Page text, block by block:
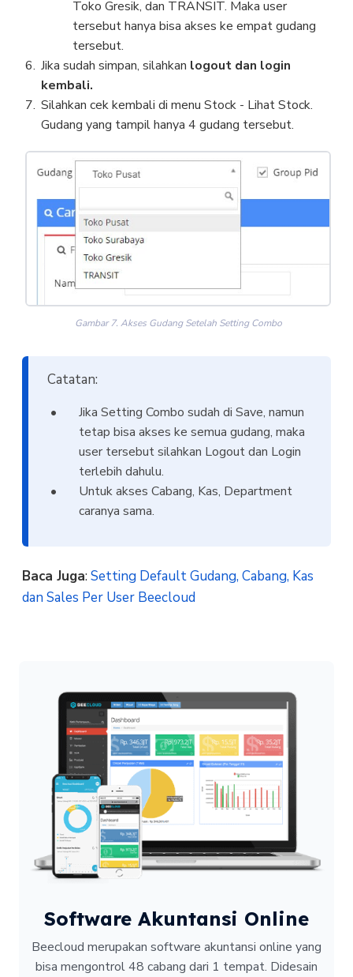
Toko Gresik, dan TRANSIT. Maka user
tersebut hanya bisa akses ke empat gudang
tersebut.
Jika sudah simpan, silahkan logout dan login
kembali.
Silahkan cek kembali di menu Stock - Lihat Stock.
Gudang yang tampil hanya 4 gudang tersebut.
Gambar 7. Akses Gudang Setelah Setting Combo
Catatan:
Jika Setting Combo sudah di Save, namun
tetap bisa akses ke semua gudang, maka
user tersebut silahkan Logout dan Login
terlebih dahulu.
Untuk akses Cabang, Kas, Department
caranya sama.
Baca Juga: Setting Default Gudang, Cabang, Kas
dan Sales Per User Beecloud
Software Akuntansi Online
Beecloud merupakan software akuntansi online yang
bisa mengontrol 48 cabang dari 1 tempat. Didesain